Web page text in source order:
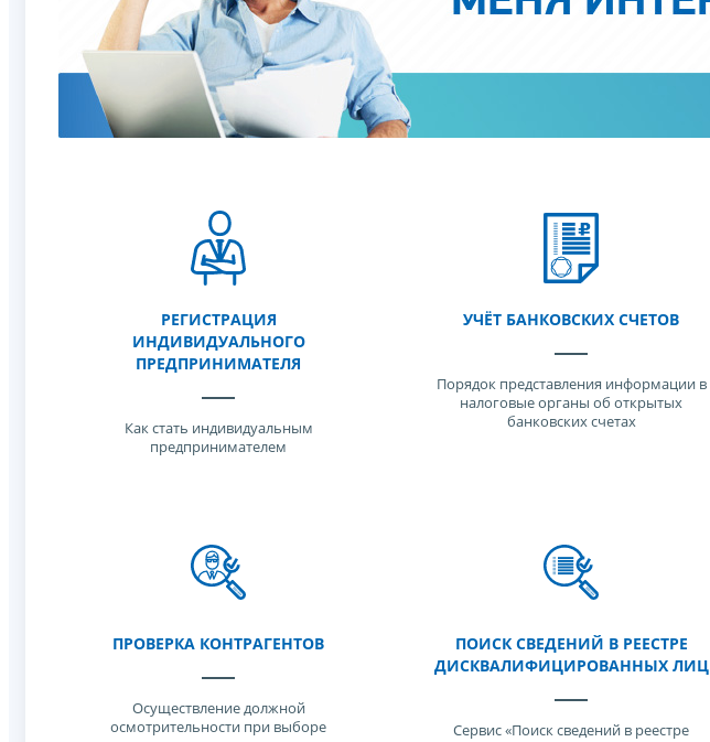
РЕГИСТРАЦИЯ
ИНДИВИДУАЛЬНОГО
ПРЕДПРИНИМАТЕЛЯ
Как стать индивидуальным
предпринимателем
УЧЁТ БАНКОВСКИХ СЧЕТОВ
Порядок представления информации в
налоговые органы об открытых
банковских счетах
ПРОВЕРКА КОНТРАГЕНТОВ
Осуществление должной
осмотрительности при выборе
ПОИСК СВЕДЕНИЙ В РЕЕСТРЕ
ДИСКВАЛИФИЦИРОВАННЫХ ЛИЦ
Сервис «Поиск сведений в реестре